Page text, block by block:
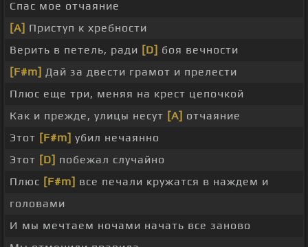
Спас мое отчаяние
[A] Приступ к хребности
Верить в петель, ради [D] боя вечности
[F#m] Дай за двести грамот и прелести
Плюс еще три, меняя на крест цепочкой
Как и прежде, улицы несут [A] отчаяние
Этот [F#m] убил нечаянно
Этот [D] побежал случайно
Плюс [F#m] все печали кружатся в наждем и
головами
И мы мечтаем ночами начать все заново